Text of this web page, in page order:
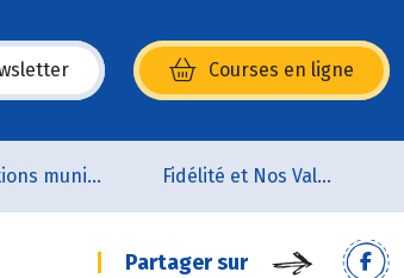
Courses en ligne
une nouvelle fenêtre)
Les élections municipales Fidélité et Nos Valeurs
Partager sur